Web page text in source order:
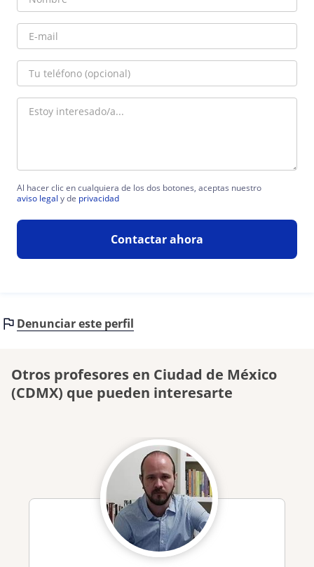
Al hacer clic en cualquiera de los dos botones, aceptas nuestro
aviso legal y de privacidad
Contactar ahora
Denunciar este perfil
Otros profesores en Ciudad de México
(CDMX) que pueden interesarte